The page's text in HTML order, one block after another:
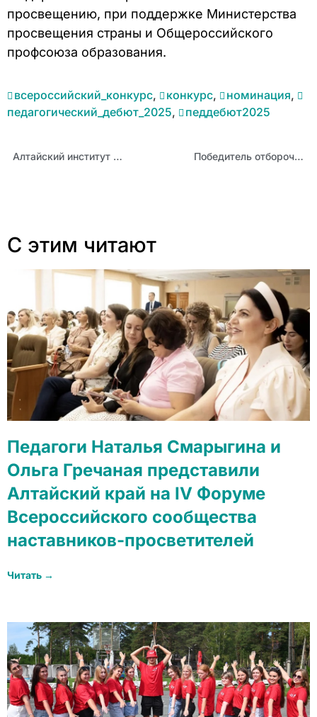
просвещению, при поддержке Министерства
просвещения страны и Общероссийского
профсоюза образования.
всероссийский_конкурс, конкурс, номинация,
педагогический_дебют_2025, педдебют2025
Алтайский институт развития образования выиграл грант «Движения Первых» Победитель отборочного тура Всероссийского конкурса «Мастер года» в Алтайском крае в 2025 году: Анастасия Тобоева
С этим читают
Педагоги Наталья Смарыгина и
Ольга Гречаная представили
Алтайский край на IV Форуме
Всероссийского сообщества
наставников-просветителей
Читать →